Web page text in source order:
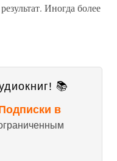
Иногда более
📚
в